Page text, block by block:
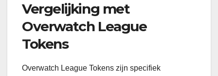
Vergelijking met
Overwatch League
Tokens
Overwatch League Tokens zijn specifiek